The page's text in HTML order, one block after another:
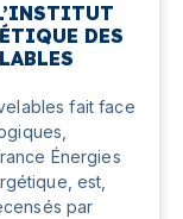
DES
fait face
Énergies
est,
par